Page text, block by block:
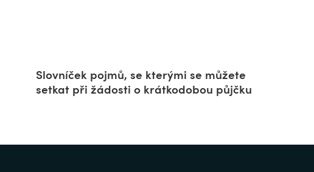
Slovníček pojmů, se kterými se můžete
setkat při žádosti o krátkodobou půjčku